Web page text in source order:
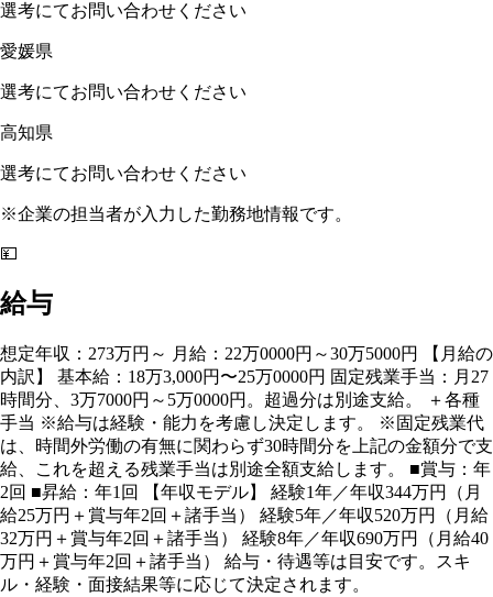
選考にてお問い合わせください
愛媛県
選考にてお問い合わせください
高知県
選考にてお問い合わせください
※企業の担当者が入力した勤務地情報です。
💴
給与
想定年収：273万円～ 月給：22万0000円～30万5000円 【月給の
内訳】 基本給：18万3,000円〜25万0000円 固定残業手当：月27
時間分、3万7000円～5万0000円。超過分は別途支給。 ＋各種
手当 ※給与は経験・能力を考慮し決定します。 ※固定残業代
は、時間外労働の有無に関わらず30時間分を上記の金額分で支
給、これを超える残業手当は別途全額支給します。 ■賞与：年
2回 ■昇給：年1回 【年収モデル】 経験1年／年収344万円（月
給25万円＋賞与年2回＋諸手当） 経験5年／年収520万円（月給
32万円＋賞与年2回＋諸手当） 経験8年／年収690万円（月給40
万円＋賞与年2回＋諸手当） 給与・待遇等は目安です。スキ
ル・経験・面接結果等に応じて決定されます。